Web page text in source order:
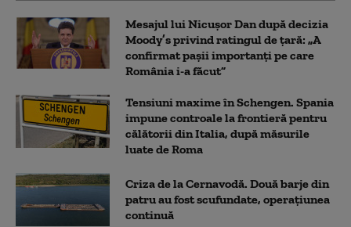
Mesajul lui Nicușor Dan după decizia
Moody’s privind ratingul de țară: „A
confirmat pașii importanți pe care
România i-a făcut”
Tensiuni maxime în Schengen. Spania
impune controale la frontieră pentru
călătorii din Italia, după măsurile
luate de Roma
Criza de la Cernavodă. Două barje din
patru au fost scufundate, operațiunea
continuă